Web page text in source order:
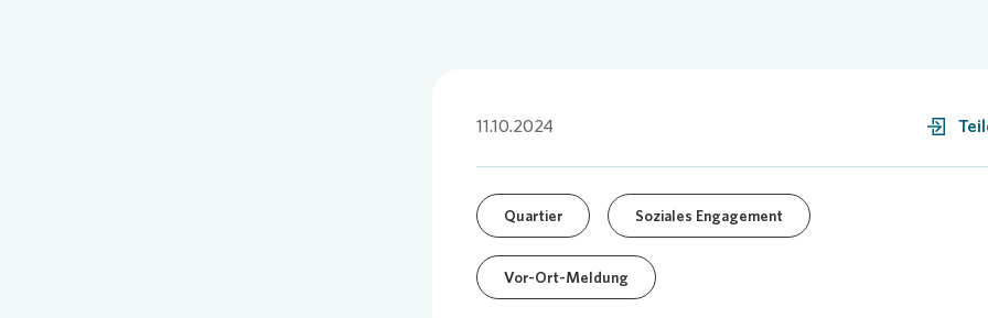
11.10.2024
Quartier Soziales Engagement
Vor-Ort-Meldung